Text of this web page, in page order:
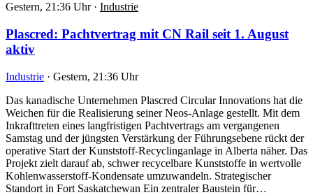
Gestern, 21:36 Uhr · Industrie
Plascred: Pachtvertrag mit CN Rail seit 1. August
aktiv
Industrie · Gestern, 21:36 Uhr
Das kanadische Unternehmen Plascred Circular Innovations hat die
Weichen für die Realisierung seiner Neos-Anlage gestellt. Mit dem
Inkrafttreten eines langfristigen Pachtvertrags am vergangenen
Samstag und der jüngsten Verstärkung der Führungsebene rückt der
operative Start der Kunststoff-Recyclinganlage in Alberta näher. Das
Projekt zielt darauf ab, schwer recycelbare Kunststoffe in wertvolle
Kohlenwasserstoff-Kondensate umzuwandeln. Strategischer
Standort in Fort Saskatchewan Ein zentraler Baustein für…